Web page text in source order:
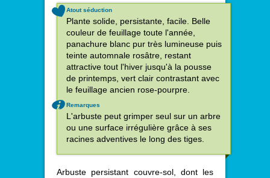
Atout séduction
Plante solide, persistante, facile. Belle
couleur de feuillage toute l'année,
panachure blanc pur très lumineuse puis
teinte automnale rosâtre, restant
attractive tout l'hiver jusqu'à la pousse
de printemps, vert clair contrastant avec
le feuillage ancien rose-pourpre.
Remarques
L'arbuste peut grimper seul sur un arbre
ou une surface irrégulière grâce à ses
racines adventives le long des tiges.
Arbuste persistant couvre-sol, dont les